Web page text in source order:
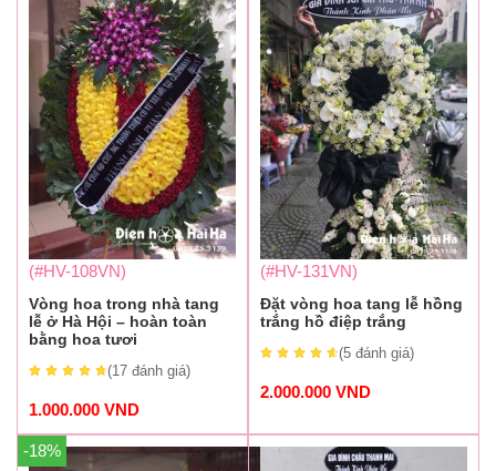
(#HV-108VN)
Vòng hoa trong nhà tang
lễ ở Hà Hội – hoàn toàn
bằng hoa tươi
(17 đánh giá)
1.000.000 VND
(#HV-131VN)
Đặt vòng hoa tang lễ hồng
trắng hồ điệp trắng
(5 đánh giá)
2.000.000 VND
-18%